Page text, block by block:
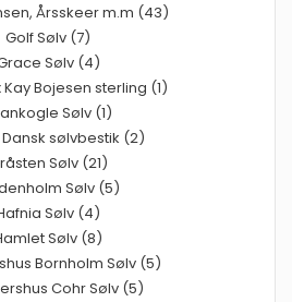
Årsskeer m.m (43)
Golf Sølv (7)
Sølv (4)
Kay Bojesen sterling (1)
Sølv (1)
sølvbestik (2)
Sølv (21)
Sølv (5)
Sølv (4)
Sølv (8)
Bornholm Sølv (5)
Cohr Sølv (5)